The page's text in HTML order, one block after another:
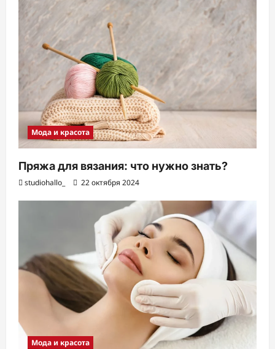
Мода и красота
Пряжа для вязания: что нужно знать?
studiohallo_ 22 октября 2024
Мода и красота